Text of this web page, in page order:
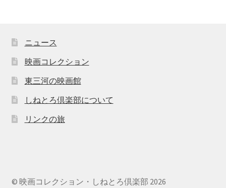
ニュース
映画コレクション
東三河の映画館
しねとろ倶楽部について
リンクの旅
© 映画コレクション・しねとろ倶楽部 2026